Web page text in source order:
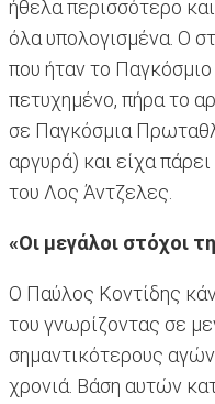
ήθελα περισσότερο
όλα υπολογισμένα. Ο
που ήταν το
πετυχημένο, πήρα το
σε Παγκόσμια
αργυρά) και είχα
του Λος Άντζελες.
«Οι μεγάλοι στόχοι
Ο Παύλος Κοντίδης
του γνωρίζοντας σε
σημαντικότερους
χρονιά. Βάση αυτών